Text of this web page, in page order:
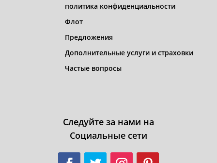
политика конфиденциальности
Флот
Предложения
Дополнительные услуги и страховки
Частые вопросы
Следуйте за нами на
Социальные сети